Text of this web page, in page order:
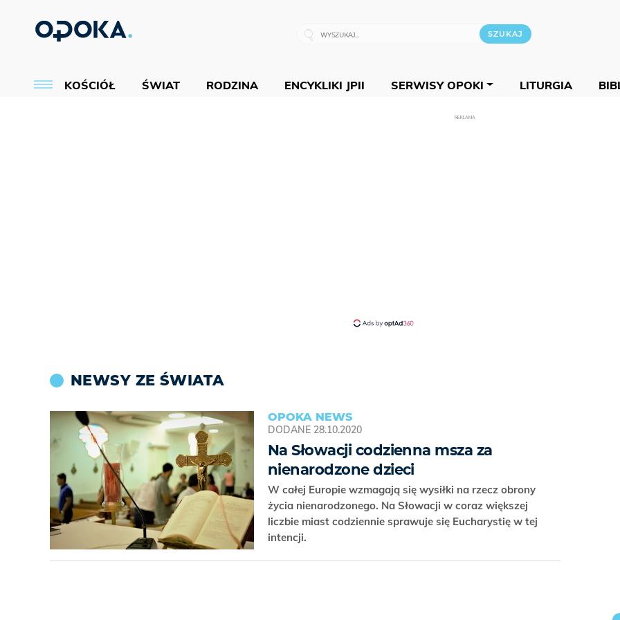
KOŚCIÓŁ ŚWIAT RODZINA ENCYKLIKI JPII SERWISY OPOKI LITURGIA
REKLAMA
NEWSY ZE ŚWIATA
OPOKA NEWS
DODANE 28.10.2020
Na Słowacji codzienna msza za
nienarodzone dzieci
W całej Europie wzmagają się wysiłki na rzecz obrony
życia nienarodzonego. Na Słowacji w coraz większej
liczbie miast codziennie sprawuje się Eucharystię w tej
intencji.